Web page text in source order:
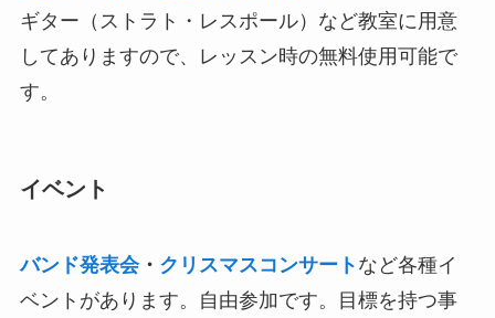
ギター（ストラト・レスポール）など教室に用意
してありますので、レッスン時の無料使用可能で
す。
イベント
バンド発表会・ クリスマスコンサート など各種イ
ベントがあります。自由参加です。目標を持つ事